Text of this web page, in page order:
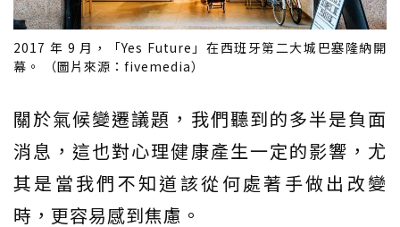
2017 年 9 月，「Yes Future」在西班牙第二大城巴塞隆納開
幕。 （圖片來源：fivemedia）
關於氣候變遷議題，我們聽到的多半是負面
消息，這也對心理健康產生一定的影響，尤
其是當我們不知道該從何處著手做出改變
時，更容易感到焦慮。